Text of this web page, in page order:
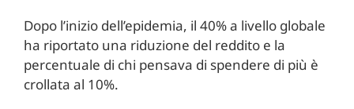
Dopo l’inizio dell’epidemia, il 40% a livello globale
ha riportato una riduzione del reddito e la
percentuale di chi pensava di spendere di più è
crollata al 10%.